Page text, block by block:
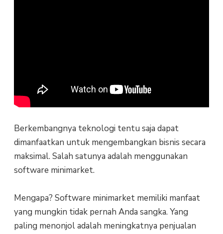
Berkembangnya teknologi tentu saja dapat
dimanfaatkan untuk mengembangkan bisnis secara
maksimal. Salah satunya adalah menggunakan
software minimarket.
Mengapa? Software minimarket memiliki manfaat
yang mungkin tidak pernah Anda sangka. Yang
paling menonjol adalah meningkatnya penjualan